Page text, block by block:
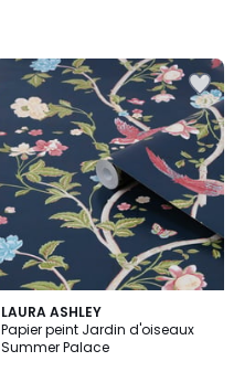
LAURA ASHLEY
Papier peint Jardin d'oiseaux
Summer Palace
4,8
/ 5
5
Couleurs